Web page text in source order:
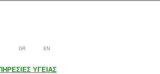
GR EN
ΥΓΕΙΑΣ